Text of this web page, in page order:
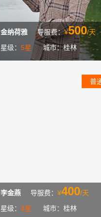
金纳荷雅 导服费：¥500/天
星级： 5星 城市：桂林
普
李金燕 导服费： ¥400/天
星级： 4星 城市：桂林